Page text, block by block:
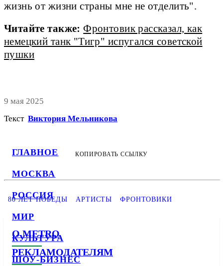
ГЛАВНОЕ
МОСКВА
РОССИЯ
МИР
КУЛЬТУРА
ШОУ-БИЗНЕС
жизнь от жизни страны мне не отделить".
Читайте также: Фронтовик рассказал, как
немецкий танк "Тигр" испугался советской
пушки
9 мая 2025
Текст Виктория Мельникова
КОПИРОВАТЬ ССЫЛКУ
80 ЛЕТ ПОБЕДЫ АРТИСТЫ ФРОНТОВИКИ
О METRO
РЕКЛАМОДАТЕЛЯМ